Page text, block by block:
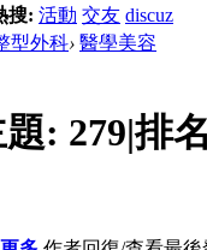
搜: 活動 交友 discuz
型外科› 醫學美容
: 279|排